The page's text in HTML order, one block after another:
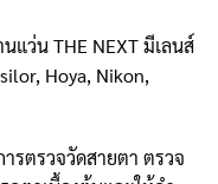
แว่น THE NEXT มีเลนส์
Hoya, Nikon,
รตรวจวัดสายตา ตรวจ